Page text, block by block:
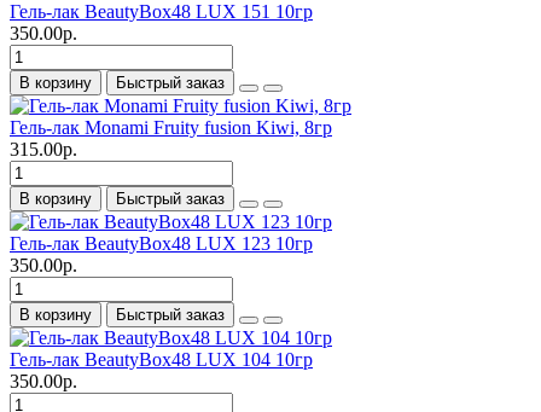
Гель-лак BeautyBox48 LUX 151 10гр
350.00р.
В корзину Быстрый заказ
Гель-лак Monami Fruity fusion Kiwi, 8гр
315.00р.
В корзину Быстрый заказ
Гель-лак BeautyBox48 LUX 123 10гр
350.00р.
В корзину Быстрый заказ
Гель-лак BeautyBox48 LUX 104 10гр
350.00р.